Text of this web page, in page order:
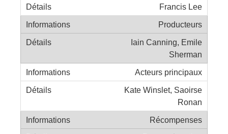
Francis Lee
Producteurs
Iain Canning, Emile
Sherman
Acteurs principaux
Kate Winslet, Saoirse
Ronan
Récompenses